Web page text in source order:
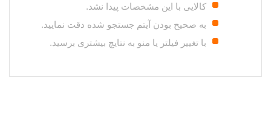
کالایی با این مشخصات پیدا نشد.
به صحیح بودن آیتم جستجو شده دقت نمایید.
با تغییر فیلتر یا منو به نتایچ بیشتری برسید.